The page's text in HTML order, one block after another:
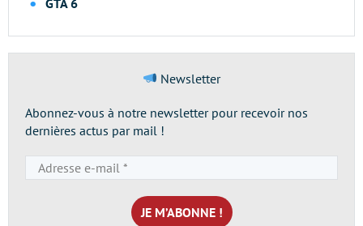
Newsletter
Abonnez-vous à notre newsletter pour recevoir nos
dernières actus par mail !
e-
mail
*